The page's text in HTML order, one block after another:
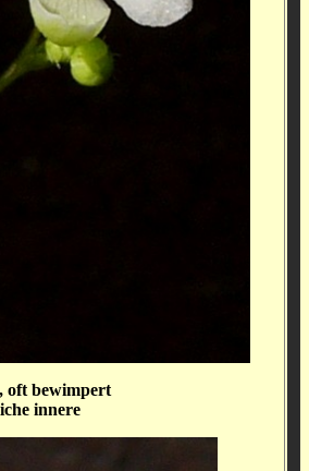
oft bewimpert
innere